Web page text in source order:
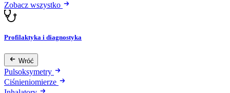
Zobacz wszystko
Profilaktyka i diagnostyka
Wróć
Pulsoksymetry
Ciśnieniomierze